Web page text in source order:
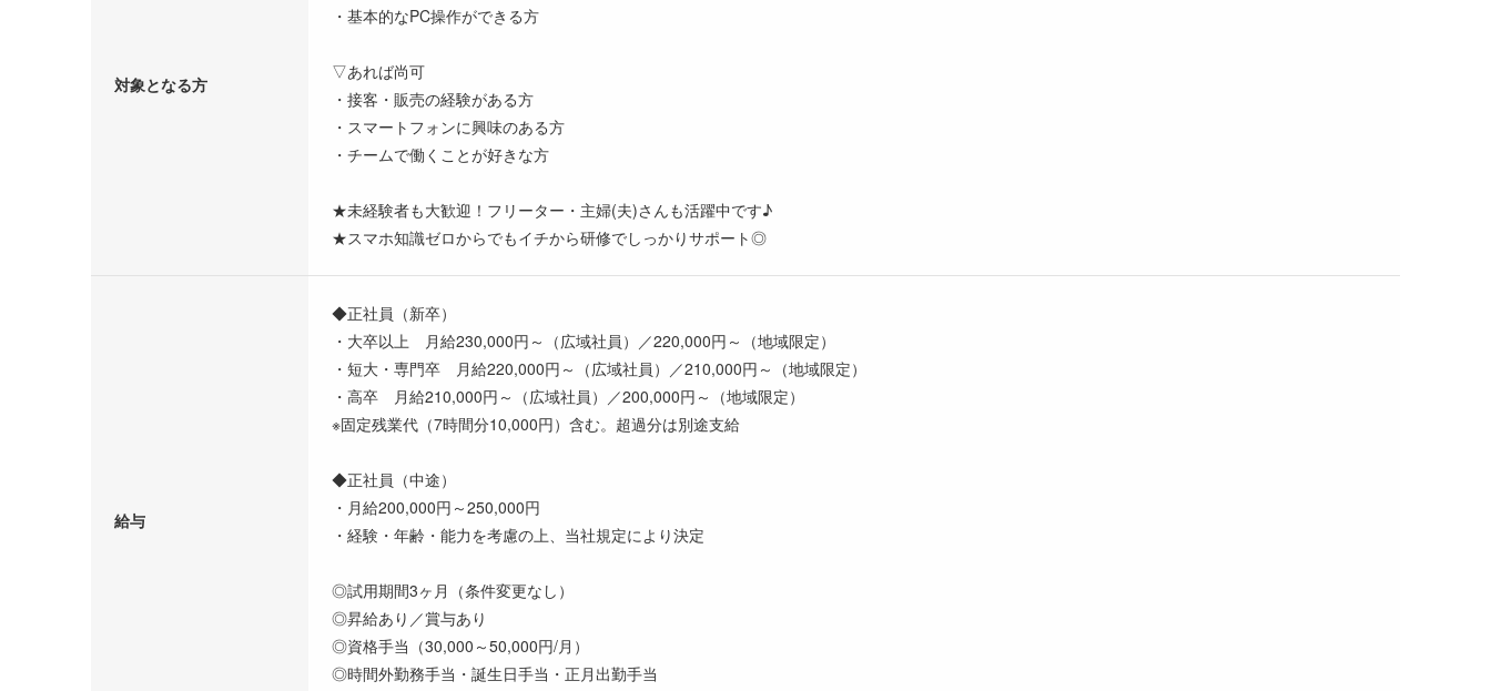
対象となる方
・基本的なPC操作ができる方
▽あれば尚可
・接客・販売の経験がある方
・スマートフォンに興味のある方
・チームで働くことが好きな方
★未経験者も大歓迎！フリーター・主婦(夫)さんも活躍中です♪
★スマホ知識ゼロからでもイチから研修でしっかりサポート◎
給与
◆正社員（新卒）
・大卒以上 月給230,000円～（広域社員）／220,000円～（地域限定）
・短大・専門卒 月給220,000円～（広域社員）／210,000円～（地域限定）
・高卒 月給210,000円～（広域社員）／200,000円～（地域限定）
※固定残業代（7時間分10,000円）含む。超過分は別途支給
◆正社員（中途）
・月給200,000円～250,000円
・経験・年齢・能力を考慮の上、当社規定により決定
◎試用期間3ヶ月（条件変更なし）
◎昇給あり／賞与あり
◎資格手当（30,000～50,000円/月）
◎時間外勤務手当・誕生日手当・正月出勤手当